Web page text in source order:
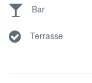
Bar
Terrasse